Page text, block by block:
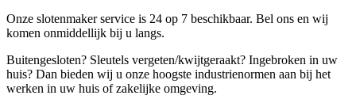
Onze slotenmaker service is 24 op 7 beschikbaar. Bel ons en wij
komen onmiddellijk bij u langs.
Buitengesloten? Sleutels vergeten/kwijtgeraakt? Ingebroken in uw
huis? Dan bieden wij u onze hoogste industrienormen aan bij het
werken in uw huis of zakelijke omgeving.